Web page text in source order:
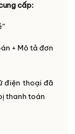
cấp:
+ Mô tả đơn
điện thoại đã
thanh toán